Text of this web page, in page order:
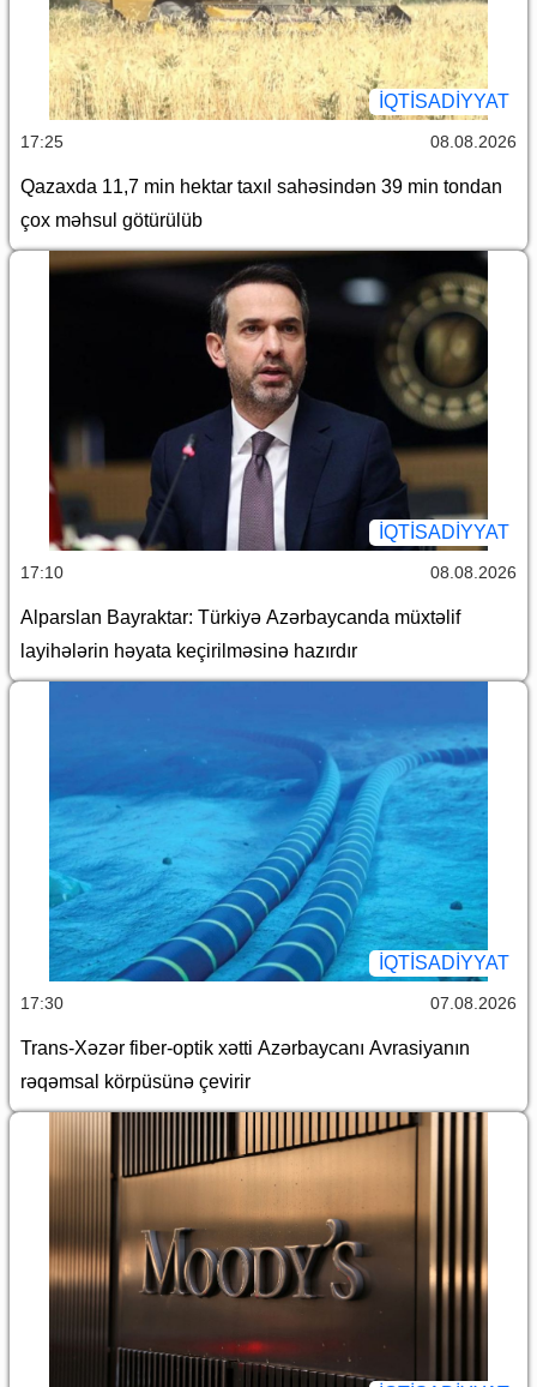
İQTİSADİYYAT
17:25 08.08.2026
Qazaxda 11,7 min hektar taxıl sahəsindən 39 min tondan
çox məhsul götürülüb
İQTİSADİYYAT
17:10 08.08.2026
Alparslan Bayraktar: Türkiyə Azərbaycanda müxtəlif
layihələrin həyata keçirilməsinə hazırdır
İQTİSADİYYAT
17:30 07.08.2026
Trans-Xəzər fiber-optik xətti Azərbaycanı Avrasiyanın
rəqəmsal körpüsünə çevirir